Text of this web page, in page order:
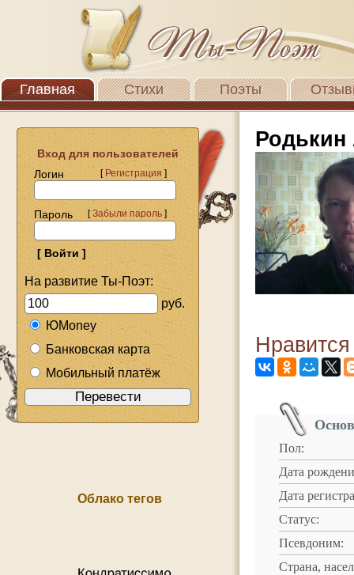
Главная Стихи Поэты
Вход для пользователей
Логин
[Регистрация]
Пароль [Забыли пароль]
На развитие Ты-Поэт:
руб.
ЮMoney
Банковская карта
Мобильный платёж
Облако тегов
Родькин
Пол:
Дата
Дата
Статус:
Псевдоним:
Страна,